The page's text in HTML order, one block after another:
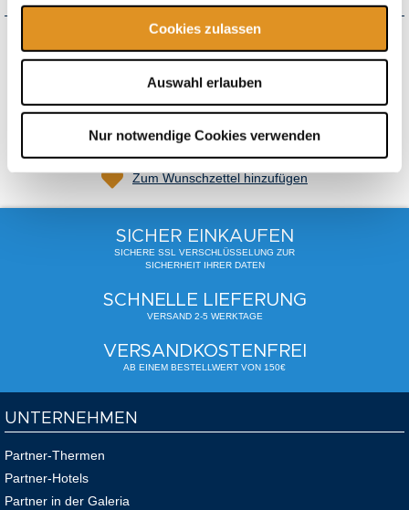
Cookies zulassen
Auswahl erlauben
Nur notwendige Cookies verwenden
Gesamt 48,47 €
Zum Wunschzettel hinzufügen
SICHER EINKAUFEN
SICHERE SSL VERSCHLÜSSELUNG ZUR
SICHERHEIT IHRER DATEN
SCHNELLE LIEFERUNG
VERSAND 2-5 WERKTAGE
VERSANDKOSTENFREI
AB EINEM BESTELLWERT VON 150€
UNTERNEHMEN
Partner-Thermen
Partner-Hotels
Partner in der Galeria